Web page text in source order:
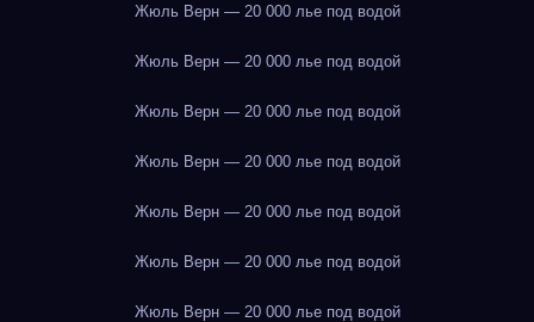
Жюль Верн — 20 000 лье под водой
Жюль Верн — 20 000 лье под водой
Жюль Верн — 20 000 лье под водой
Жюль Верн — 20 000 лье под водой
Жюль Верн — 20 000 лье под водой
Жюль Верн — 20 000 лье под водой
Жюль Верн — 20 000 лье под водой